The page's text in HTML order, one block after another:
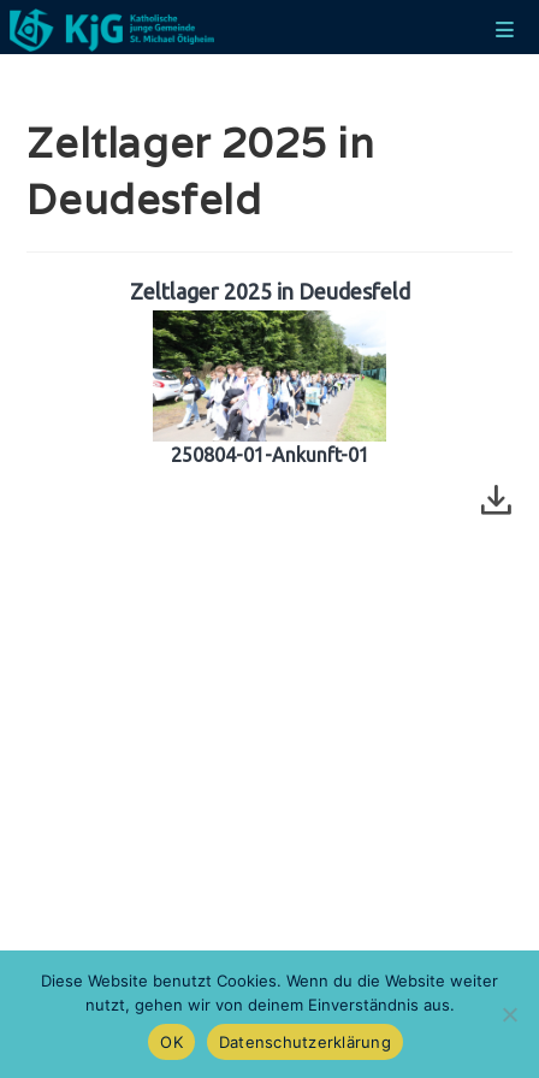
Zum
Inhalt
Zeltlager 2025 in
Deudesfeld
Zeltlager 2025 in Deudesfeld
250804-01-Ankunft-01
Diese Website benutzt Cookies. Wenn du die Website weiter
nutzt, gehen wir von deinem Einverständnis aus.
OK
Datenschutzerklärung